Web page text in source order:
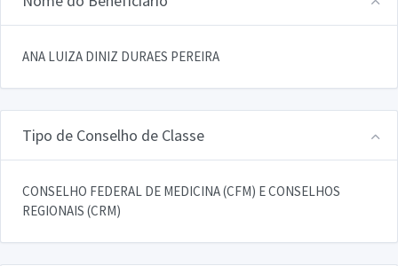
ANA LUIZA DINIZ DURAES PEREIRA
Tipo de Conselho de Classe
CONSELHO FEDERAL DE MEDICINA (CFM) E CONSELHOS
REGIONAIS (CRM)